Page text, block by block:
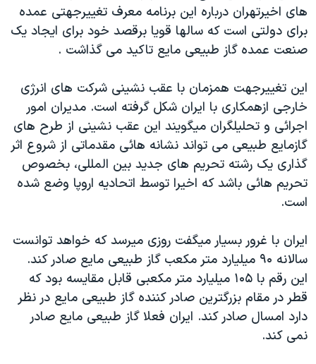
های اخيرتهران درباره اين برنامه معرف تغييرجهتی عمده
برای دولتی است که سالها قويا برقصد خود برای ايجاد يک
صنعت عمده گاز طبيعی مايع تاکيد می گذاشت .
اين تغييرجهت همزمان با عقب نشينی شرکت های انرژی
خارجی ازهمکاری با ايران شکل گرفته است. مديران امور
اجرائی و تحليلگران ميگويند اين عقب نشينی از طرح های
گازمايع طبيعی می تواند نشانه هائی مقدماتی از شروع اثر
گذاری يک رشته تحريم های جديد بين المللی، بخصوص
تحريم هائی باشد که اخيرا توسط اتحاديه اروپا وضع شده
است.
ايران با غرور بسيار ميگفت روزی ميرسد که خواهد توانست
سالانه ۹۰ ميليارد متر مکعب گاز طبيعی مايع صادر کند.
اين رقم با ۱۰۵ ميليارد متر مکعبی قابل مقايسه بود که
قطر در مقام بزرگترين صادر کننده گاز طبيعی مايع در نظر
دارد امسال صادر کند. ايران فعلا گاز طبيعی مايع صادر
نمی کند.